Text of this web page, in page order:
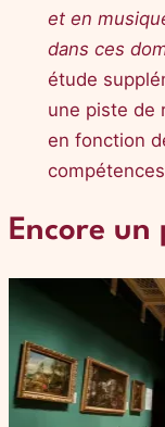
et en
dans ces
étude
une piste de
en fonction
Encore un